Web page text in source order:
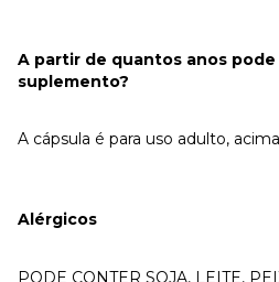
A partir de quantos anos
suplemento?
A cápsula é para uso adulto,
Alérgicos
PODE CONTER SOJA, LEITE,